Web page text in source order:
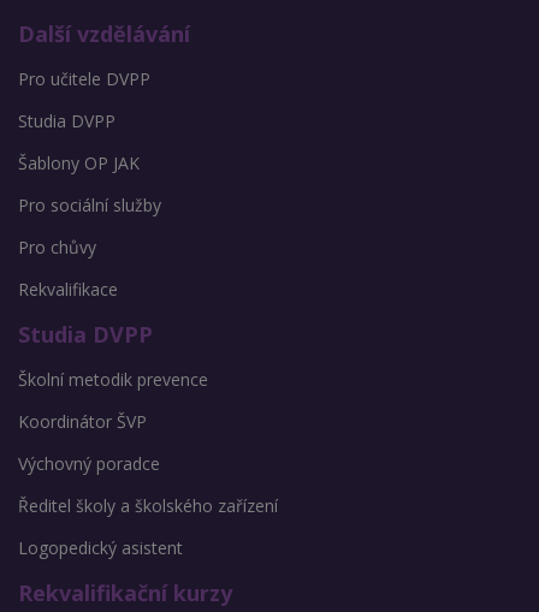
Další vzdělávání
Pro učitele DVPP
Studia DVPP
Šablony OP JAK
Pro sociální služby
Pro chůvy
Rekvalifikace
Studia DVPP
Školní metodik prevence
Koordinátor ŠVP
Výchovný poradce
Ředitel školy a školského zařízení
Logopedický asistent
Rekvalifikační kurzy